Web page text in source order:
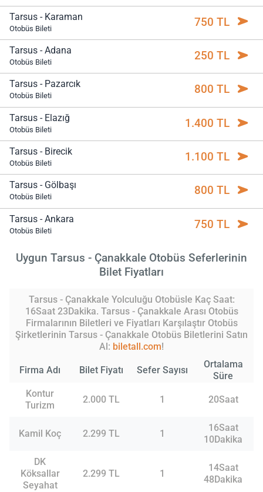
Tarsus - Karaman
Otobüs Bileti 750 TL
Tarsus - Adana
Otobüs Bileti 250 TL
Tarsus - Pazarcık
Otobüs Bileti 800 TL
Tarsus - Elazığ
Otobüs Bileti 1.400 TL
Tarsus - Birecik
Otobüs Bileti 1.100 TL
Tarsus - Gölbaşı
Otobüs Bileti 800 TL
Tarsus - Ankara
Otobüs Bileti 750 TL
Uygun Tarsus - Çanakkale Otobüs Seferlerinin
Bilet Fiyatları
Tarsus - Çanakkale Yolculuğu Otobüsle Kaç Saat:
16Saat 23Dakika. Tarsus - Çanakkale Arası Otobüs
Firmalarının Biletleri ve Fiyatları Karşılaştır Otobüs
Şirketlerinin Tarsus - Çanakkale Otobüs Biletlerini Satın
Al: biletall.com!
Firma Adı Bilet Fiyatı Sefer Sayısı
Ortalama
Süre
Kontur
Turizm
2.000 TL 1 20Saat
Kamil Koç 2.299 TL 1
16Saat
10Dakika
DK
Köksallar
Seyahat
2.299 TL 1
14Saat
48Dakika